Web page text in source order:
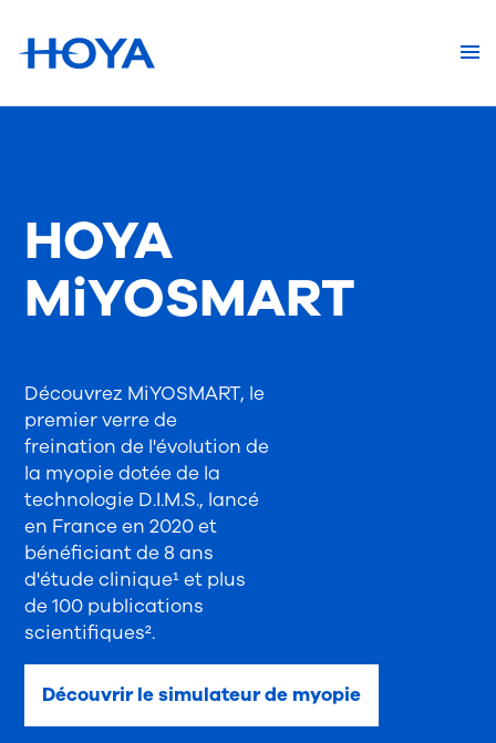
Découvrez MiYOSMART, le
premier verre de
freination de l'évolution de
la myopie dotée de la
technologie D.I.M.S., lancé
en France en 2020 et
bénéficiant de 8 ans
d'étude clinique¹ et plus
de 100 publications
scientifiques².
HOYA
MiYOSMART
Découvrir le simulateur de myopie